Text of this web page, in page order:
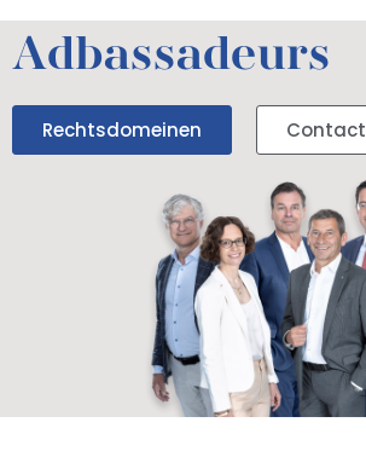
Adbassadeurs
Rechtsdomeinen Contact